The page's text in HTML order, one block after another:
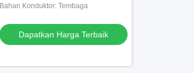
Bahan Konduktor: Tembaga
Dapatkan Harga Terbaik